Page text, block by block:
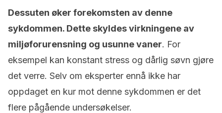
Dessuten øker forekomsten av denne
sykdommen. Dette skyldes virkningene av
miljøforurensning og usunne vaner. For
eksempel kan konstant stress og dårlig søvn gjøre
det verre. Selv om eksperter ennå ikke har
oppdaget en kur mot denne sykdommen er det
flere pågående undersøkelser.